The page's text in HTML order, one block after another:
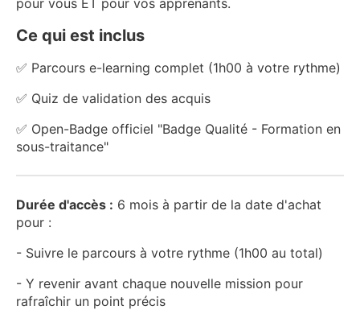
Ce qui est inclus
✅ Parcours e-learning complet (1h00 à votre rythme)
✅ Quiz de validation des acquis
✅ Open-Badge officiel "Badge Qualité - Formation en
sous-traitance"
Durée d'accès : 6 mois à partir de la date d'achat
pour :
- Suivre le parcours à votre rythme (1h00 au total)
- Y revenir avant chaque nouvelle mission pour
rafraîchir un point précis